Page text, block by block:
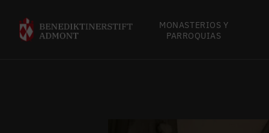
MONASTERIOS Y
PARROQUIAS